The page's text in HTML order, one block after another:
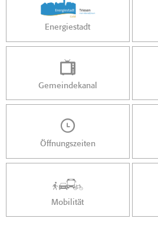
Energiestadt
Gemeindekanal
Öffnungszeiten
Mobilität